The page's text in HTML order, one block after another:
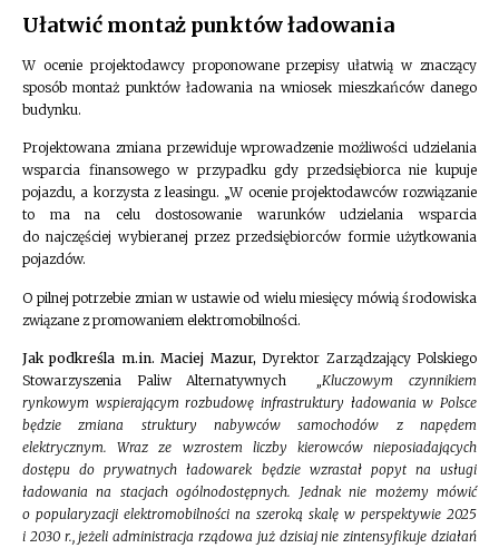
Ułatwić montaż punktów ładowania
W ocenie projektodawcy proponowane przepisy ułatwią w znaczący
sposób montaż punktów ładowania na wniosek mieszkańców danego
budynku.
Projektowana zmiana przewiduje wprowadzenie możliwości udzielania
wsparcia finansowego w przypadku gdy przedsiębiorca nie kupuje
pojazdu, a korzysta z leasingu. „W ocenie projektodawców rozwiązanie
to ma na celu dostosowanie warunków udzielania wsparcia
do najczęściej wybieranej przez przedsiębiorców formie użytkowania
pojazdów.
O pilnej potrzebie zmian w ustawie od wielu miesięcy mówią środowiska
związane z promowaniem elektromobilności.
Jak podkreśla m.in. Maciej Mazur, Dyrektor Zarządzający Polskiego
Stowarzyszenia Paliw Alternatywnych
Kluczowym czynnikiem
rynkowym wspierającym rozbudowę infrastruktury ładowania w Polsce
będzie zmiana struktury nabywców samochodów z napędem
elektrycznym. Wraz ze wzrostem liczby kierowców nieposiadających
dostępu do prywatnych ładowarek będzie wzrastał popyt na usługi
ładowania na stacjach ogólnodostępnych. Jednak nie możemy mówić
o popularyzacji elektromobilności na szeroką skalę w perspektywie 2025
i 2030 r., jeżeli administracja rządowa już dzisiaj nie zintensyfikuje działań